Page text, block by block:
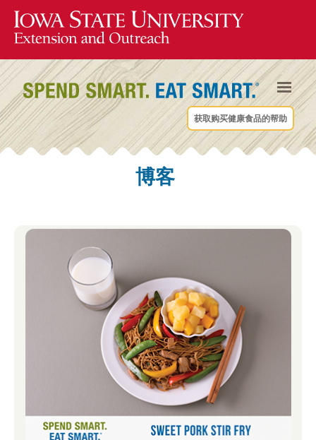
获取购买健康食品的帮助
博客